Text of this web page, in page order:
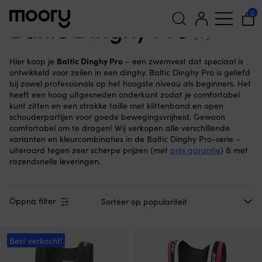
naar:
0
Baltic Dinghy Pro (5)
Hier koop je Baltic Dinghy Pro – een zwemvest dat speciaal is
ontwikkeld voor zeilen in een dinghy. Baltic Dinghy Pro is geliefd
bij zowel professionals op het hoogste niveau als beginners. Het
heeft een hoog uitgesneden onderkant zodat je comfortabel
kunt zitten en een strakke taille met klittenband en open
schouderpartijen voor goede bewegingsvrijheid. Gewoon
comfortabel om te dragen! Wij verkopen alle verschillende
varianten en kleurcombinaties in de Baltic Dinghy Pro-serie –
uiteraard tegen zeer scherpe prijzen (met prijs garantie) & met
razendsnelle leveringen.
Öppna filter
Best verkocht!